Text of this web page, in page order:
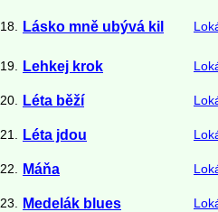
18. Lásko mně ubývá kil
19. Lehkej krok
20. Léta běží
21. Léta jdou
22. Máňa
23. Medelák blues